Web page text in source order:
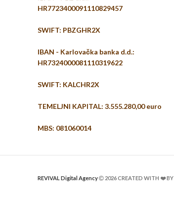
HR7723400091110829457
SWIFT: PBZGHR2X
IBAN - Karlovačka banka d.d.:
HR7324000081110319622
SWIFT: KALCHR2X
TEMELJNI KAPITAL: 3.555.280,00 euro
MBS: 081060014
REVIVAL Digital Agency 2026 CREATED WITH ❤️ BY